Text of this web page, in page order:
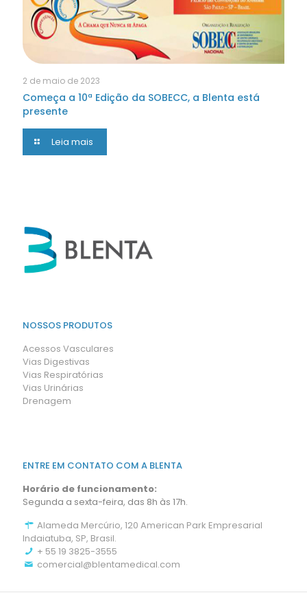
2 de maio de 2023
Começa a 10ª Edição da SOBECC, a Blenta está
presente
Leia mais
NOSSOS PRODUTOS
Acessos Vasculares
Vias Digestivas
Vias Respiratórias
Vias Urinárias
Drenagem
ENTRE EM CONTATO COM A BLENTA
Horário de funcionamento:
Segunda a sexta-feira, das 8h às 17h.
Alameda Mercúrio, 120 American Park Empresarial
Indaiatuba, SP, Brasil.
+ 55 19 3825-3555
comercial@blentamedical.com